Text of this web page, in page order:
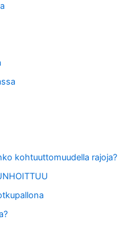
kohtuuttomuudella rajoja?